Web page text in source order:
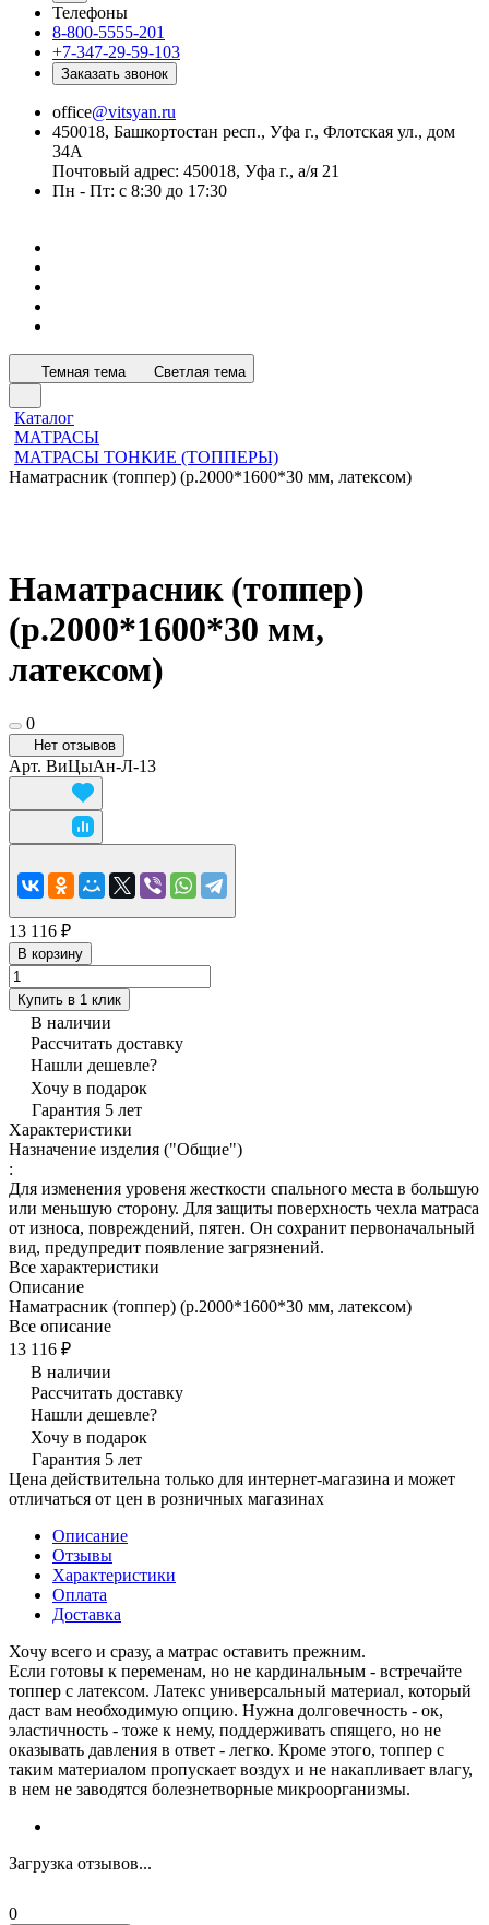
Телефоны
8-800-5555-201
+7-347-29-59-103
Заказать звонок
office@vitsyan.ru
450018, Башкортостан респ., Уфа г., Флотская ул., дом
34А
Почтовый адрес: 450018, Уфа г., а/я 21
Пн - Пт: с 8:30 до 17:30
Темная тема Светлая тема
Каталог
МАТРАСЫ
МАТРАСЫ ТОНКИЕ (ТОППЕРЫ)
Наматрасник (топпер) (р.2000*1600*30 мм, латексом)
Наматрасник (топпер)
(р.2000*1600*30 мм,
латексом)
0
Нет отзывов
Арт. ВиЦыАн-Л-13
13 116 ₽
В корзину
Купить в 1 клик
В наличии
Рассчитать доставку
Нашли дешевле?
Хочу в подарок
Гарантия 5 лет
Характеристики
Назначение изделия ("Общие")
:
Для изменения уровеня жесткости спального места в большую
или меньшую сторону. Для защиты поверхность чехла матраса
от износа, повреждений, пятен. Он сохранит первоначальный
вид, предупредит появление загрязнений.
Все характеристики
Описание
Наматрасник (топпер) (р.2000*1600*30 мм, латексом)
Все описание
13 116 ₽
В наличии
Рассчитать доставку
Нашли дешевле?
Хочу в подарок
Гарантия 5 лет
Цена действительна только для интернет-магазина и может
отличаться от цен в розничных магазинах
Описание
Отзывы
Характеристики
Оплата
Доставка
Хочу всего и сразу, а матрас оставить прежним.
Если готовы к переменам, но не кардинальным - встречайте
топпер с латексом. Латекс универсальный материал, который
даст вам необходимую опцию. Нужна долговечность - ок,
эластичность - тоже к нему, поддерживать спящего, но не
оказывать давления в ответ - легко. Кроме этого, топпер с
таким материалом пропускает воздух и не накапливает влагу,
в нем не заводятся болезнетворные микроорганизмы.
Загрузка отзывов...
0